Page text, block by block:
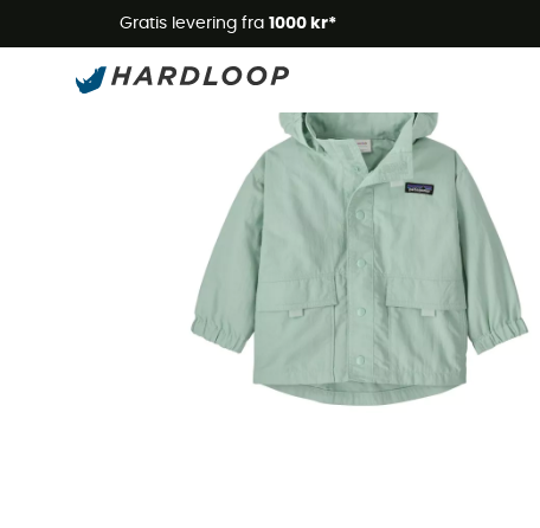
Gratis levering fra 1000 kr*